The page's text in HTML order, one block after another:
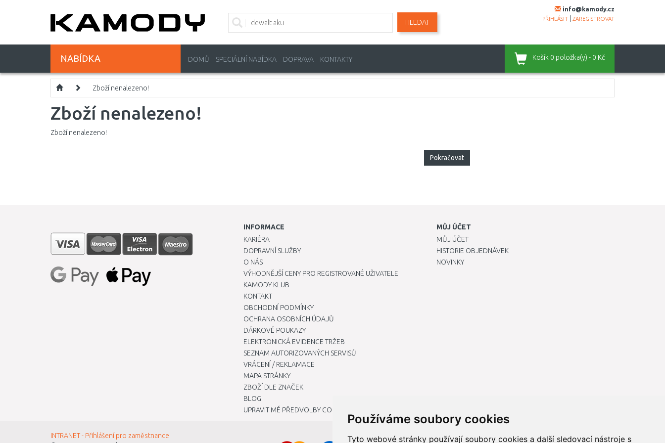
Používáme soubory cookies
Tyto webové stránky používají soubory cookies a další sledovací nástroje s
info@kamody.cz
PŘIHLÁSIT ZAREGISTROVAT
HLEDAT
NABÍDKA DOMŮ SPECIÁLNÍ NABÍDKA DOPRAVA KONTAKTY Košík 0 položka(y) - 0 Kč
Zboží nenalezeno!
Zboží nenalezeno!
Zboží nenalezeno!
Pokračovat
INFORMACE
KARIÉRA
DOPRAVNÍ SLUŽBY
O NÁS
VÝHODNĚJŠÍ CENY PRO REGISTROVANÉ UŽIVATELE
KAMODY KLUB
KONTAKT
OBCHODNÍ PODMÍNKY
OCHRANA OSOBNÍCH ÚDAJŮ
DÁRKOVÉ POUKAZY
ELEKTRONICKÁ EVIDENCE TRŽEB
SEZNAM AUTORIZOVANÝCH SERVISŮ
VRÁCENÍ / REKLAMACE
MAPA STRÁNKY
ZBOŽÍ DLE ZNAČEK
BLOG
UPRAVIT MÉ PŘEDVOLBY COOKIES
MŮJ ÚČET
MŮJ ÚČET
HISTORIE OBJEDNÁVEK
NOVINKY
INTRANET - Přihlášení pro zaměstnance